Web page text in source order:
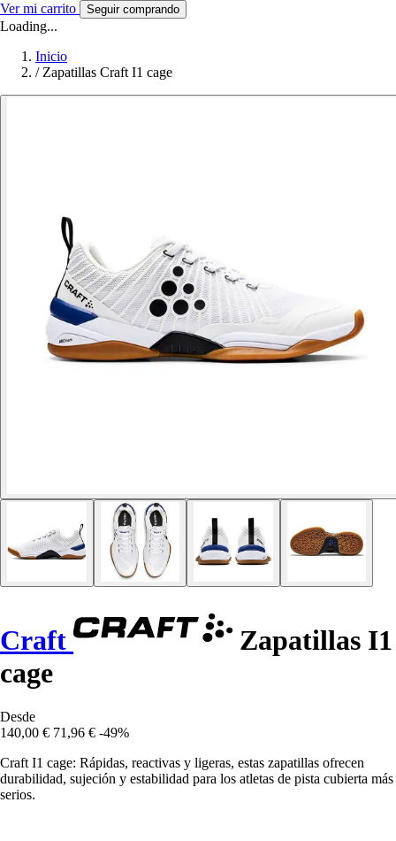
Ver mi carrito Seguir comprando
Loading...
Inicio
/ Zapatillas Craft I1 cage
Craft
Zapatillas I1
cage
Desde
140,00 € 71,96 € -49%
Craft I1 cage: Rápidas, reactivas y ligeras, estas zapatillas ofrecen
durabilidad, sujeción y estabilidad para los atletas de pista cubierta más
serios.